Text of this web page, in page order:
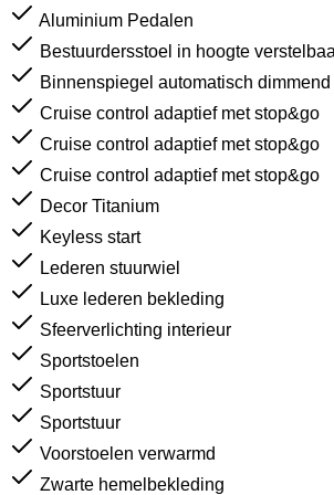
Aluminium Pedalen
Bestuurdersstoel in hoogte
Binnenspiegel automatisch dimmend
Cruise control adaptief met stop&go
Cruise control adaptief met stop&go
Cruise control adaptief met stop&go
Decor Titanium
Keyless start
Lederen stuurwiel
Luxe lederen bekleding
Sfeerverlichting interieur
Sportstoelen
Sportstuur
Sportstuur
Voorstoelen verwarmd
Zwarte hemelbekleding